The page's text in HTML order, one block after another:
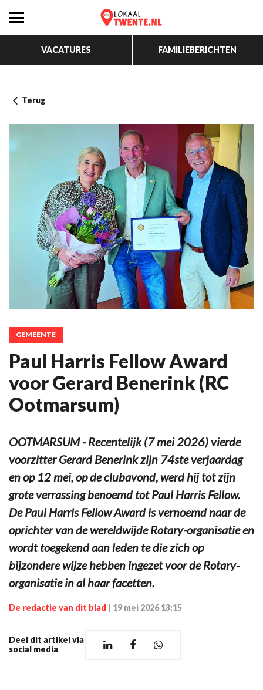
VACATURES FAMILIEBERICHTEN
Terug
GEMEENTE
Paul Harris Fellow Award
voor Gerard Benerink (RC
Ootmarsum)
OOTMARSUM - Recentelijk (7 mei 2026) vierde
voorzitter Gerard Benerink zijn 74ste verjaardag
en op 12 mei, op de clubavond, werd hij tot zijn
grote verrassing benoemd tot Paul Harris Fellow.
De Paul Harris Fellow Award is vernoemd naar de
oprichter van de wereldwijde Rotary-organisatie en
wordt toegekend aan leden te die zich op
bijzondere wijze hebben ingezet voor de Rotary-
organisatie in al haar facetten.
De redactie van dit blad 19 mei 2026 13:15
Deel dit artikel via
social media